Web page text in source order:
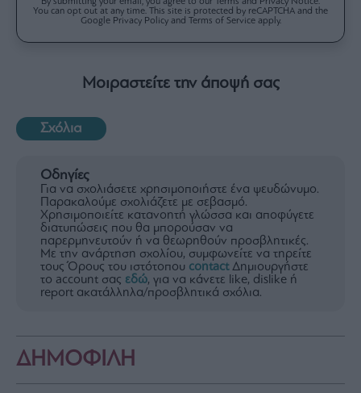
You can opt out at any time. This site is protected by reCAPTCHA and the
Google Privacy Policy and Terms of Service apply.
Μοιραστείτε την άποψή σας
Σχόλια
Οδηγίες
Για να σχολιάσετε χρησιμοποιήστε ένα ψευδώνυμο.
Παρακαλούμε σχολιάζετε με σεβασμό.
Χρησιμοποιείτε κατανοητή γλώσσα και αποφύγετε
διατυπώσεις που θα μπορούσαν να
παρερμηνευτούν ή να θεωρηθούν προσβλητικές.
Με την ανάρτηση σχολίου, συμφωνείτε να τηρείτε
τους Όρους του ιστότοπου contactΔημιουργήστε
το account σας εδώ, για να κάνετε like, dislike ή
report ακατάλληλα/προσβλητικά σχόλια.
ΔΗΜΟΦΙΛΗ